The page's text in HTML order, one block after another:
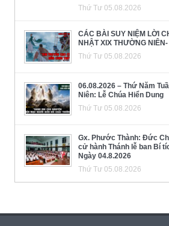
Thứ Tư 05.08.2026
CÁC BÀI SUY NIỆM LỜI
NHẬT XIX THƯỜNG
Thứ Tư 05.08.2026
06.08.2026 – Thứ Năm
Niên: Lễ Chúa Hiển Dung
Thứ Tư 05.08.2026
Gx. Phước Thành: Đức
cử hành Thánh lễ ban Bí
Ngày 04.8.2026
Thứ Tư 05.08.2026